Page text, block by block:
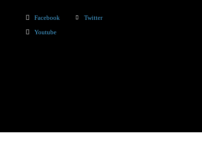
Facebook
Twitter
Youtube